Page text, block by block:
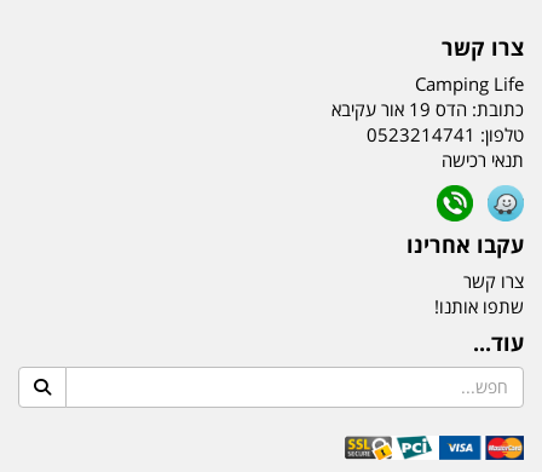
צרו קשר
Camping Life
כתובת: הדס 19 אור עקיבא
טלפון: 0523214741
תנאי רכישה
עקבו אחרינו
צרו קשר
שתפו אותנו!
עוד...